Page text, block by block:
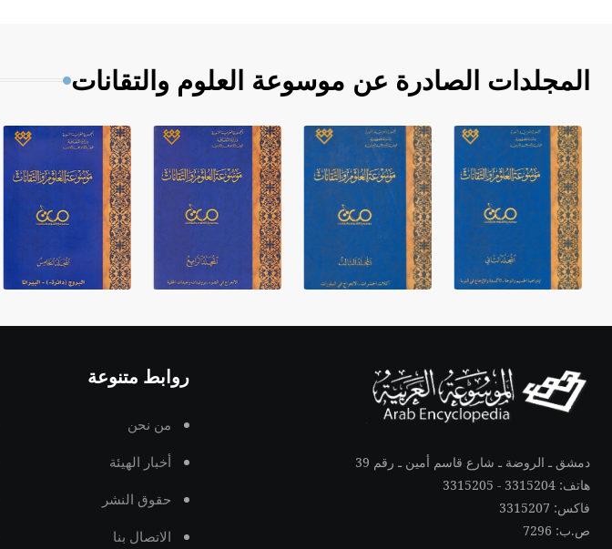
المجلدات الصادرة عن موسوعة العلوم والتقانات
دمشق ـ الروضة ـ شارع قاسم أمين ـ رقم 39
هاتف: 3315204 - 3315205
فاكس: 3315207
ص.ب: 7296
روابط متنوعة
من نحن
أخبار الهيئة
حقوق النشر
الاتصال بنا